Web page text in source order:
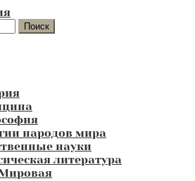
Поиск
народов мира
науки
литература